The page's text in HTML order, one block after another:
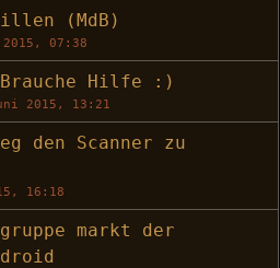
(MdB)
07:38
Brauche Hilfe :)
2015, 13:21
den Scanner zu
16:18
markt der